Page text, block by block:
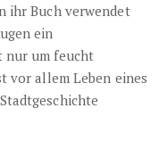
ihr Buch verwendet
ein
nur um feucht
vor allem Leben eines